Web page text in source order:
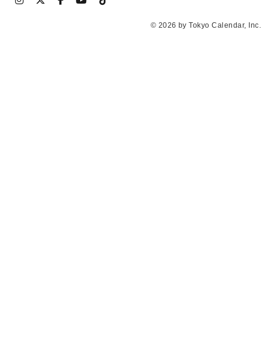
© 2026 by Tokyo Calendar, Inc.